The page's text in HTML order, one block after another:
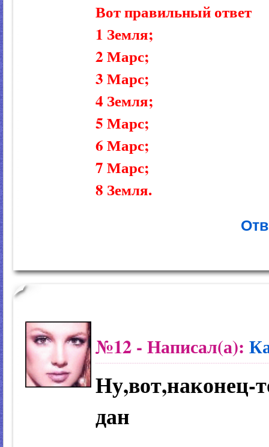
Вот правильный ответ
1 Земля;
2 Марс;
3 Марс;
4 Земля;
5 Марс;
6 Марс;
7 Марс;
8 Земля.
№12 - Написал(а):
Ну,вот,наконец-
дан